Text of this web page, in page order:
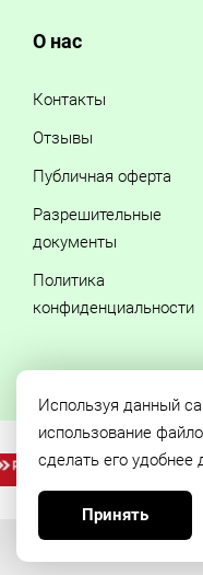
Используя данный
использование
сделать его удобнее
Принять
О нас
Контакты
Отзывы
Публичная оферта
Разрешительные
документы
Политика
конфиденциальности